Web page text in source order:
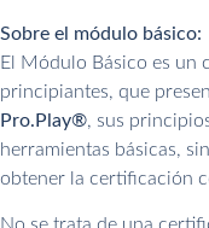
Sobre el módulo básico:
El Módulo Básico es un
principiantes, que
Pro.Play®, sus
herramientas básicas,
obtener la certificación